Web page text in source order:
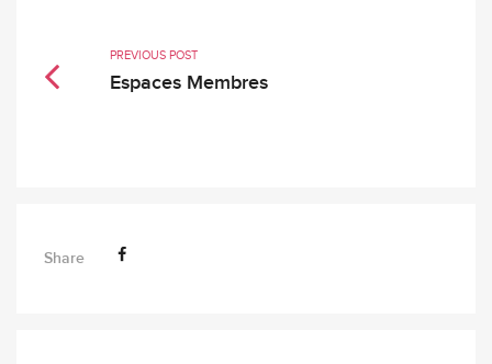
PREVIOUS POST
Espaces Membres
Share